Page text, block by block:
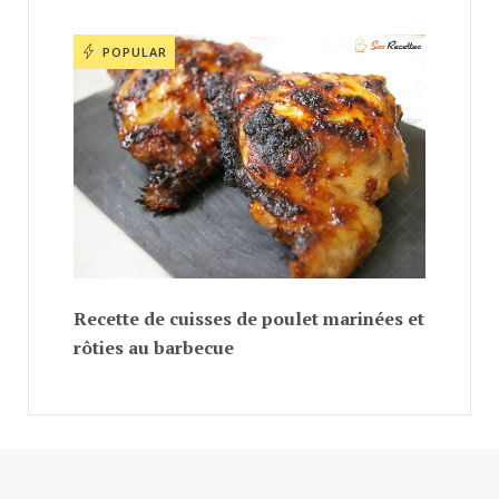
POPULAR
Recette de cuisses de poulet marinées et
rôties au barbecue